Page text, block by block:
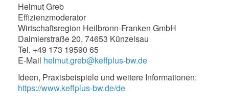
Helmut Greb
Effizienzmoderator
Wirtschaftsregion Heilbronn-Franken GmbH
Daimlerstraße 20, 74653 Künzelsau
Tel. +49 173 19590 65
E-Mail helmut.greb@keffplus-bw.de
Ideen, Praxisbeispiele und weitere Informationen:
https://www.keffplus-bw.de/de